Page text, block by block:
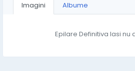
Imagini Albume
Epilare Definitiva Iasi nu